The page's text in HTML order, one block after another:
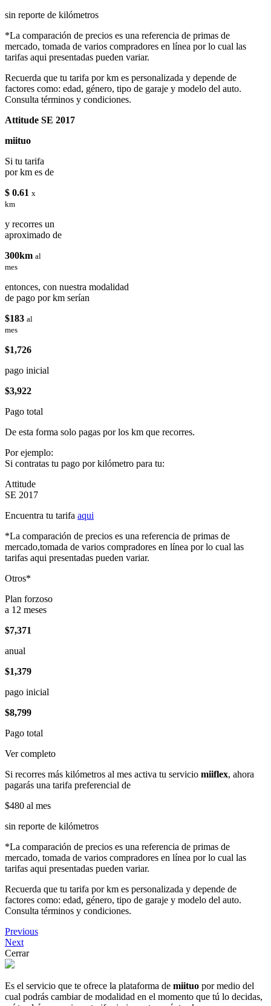
sin reporte de kilómetros
*La comparación de precios es una referencia de primas de
mercado, tomada de varios compradores en línea por lo cual las
tarifas aqui presentadas pueden variar.
Recuerda que tu tarifa por km es personalizada y depende de
factores como: edad, género, tipo de garaje y modelo del auto.
Consulta términos y condiciones.
Attitude SE 2017
miituo
Si tu tarifa
por km es de
$ 0.61 x
km
y recorres un
aproximado de
300km al
mes
entonces, con nuestra modalidad
de pago por km serían
$183 al
mes
$1,726
pago inicial
$3,922
Pago total
De esta forma solo pagas por los km que recorres.
Por ejemplo:
Si contratas tu pago por kilómetro para tu:
Attitude
SE 2017
Encuentra tu tarifa aqui
*La comparación de precios es una referencia de primas de
mercado,tomada de varios compradores en línea por lo cual las
tarifas aqui presentadas pueden variar.
Otros*
Plan forzoso
a 12 meses
$7,371
anual
$1,379
pago inicial
$8,799
Pago total
Ver completo
Si recorres más kilómetros al mes activa tu servicio miiflex, ahora
pagarás una tarifa preferencial de
$480 al mes
sin reporte de kilómetros
*La comparación de precios es una referencia de primas de
mercado, tomada de varios compradores en línea por lo cual las
tarifas aqui presentadas pueden variar.
Recuerda que tu tarifa por km es personalizada y depende de
factores como: edad, género, tipo de garaje y modelo del auto.
Consulta términos y condiciones.
Previous
Next
Cerrar
Es el servicio que te ofrece la plataforma de miituo por medio del
cual podrás cambiar de modalidad en el momento que tú lo decidas,